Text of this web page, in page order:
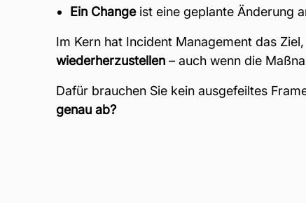
Ein Changeist eine geplante Änderung
Im Kern hat Incident Management das
wiederherzustellen – auch wenn die
Dafür brauchen Sie kein ausgefeiltes
genau ab?